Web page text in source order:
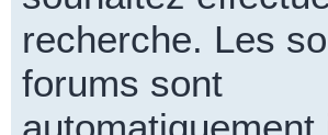
recherche. Les
forums sont